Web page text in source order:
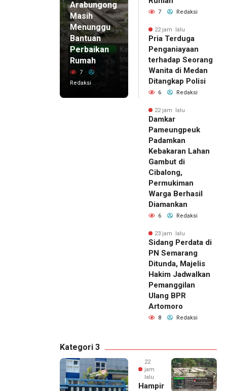
Arabungong
Masih
Menunggu
Bantuan
Perbaikan
Rumah
7
Redaksi
7 Redaksi
22 jam lalu
Pria Terduga
Penganiayaan
terhadap Seorang
Wanita di Medan
Ditangkap Polisi
6 Redaksi
22 jam lalu
Damkar
Pameungpeuk
Padamkan
Kebakaran Lahan
Gambut di
Cibalong,
Permukiman
Warga Berhasil
Diamankan
6 Redaksi
23 jam lalu
Sidang Perdata di
PN Semarang
Ditunda, Majelis
Hakim Jadwalkan
Pemanggilan
Ulang BPR
Artomoro
8 Redaksi
Kategori 3
22
jam
lalu
Hampir